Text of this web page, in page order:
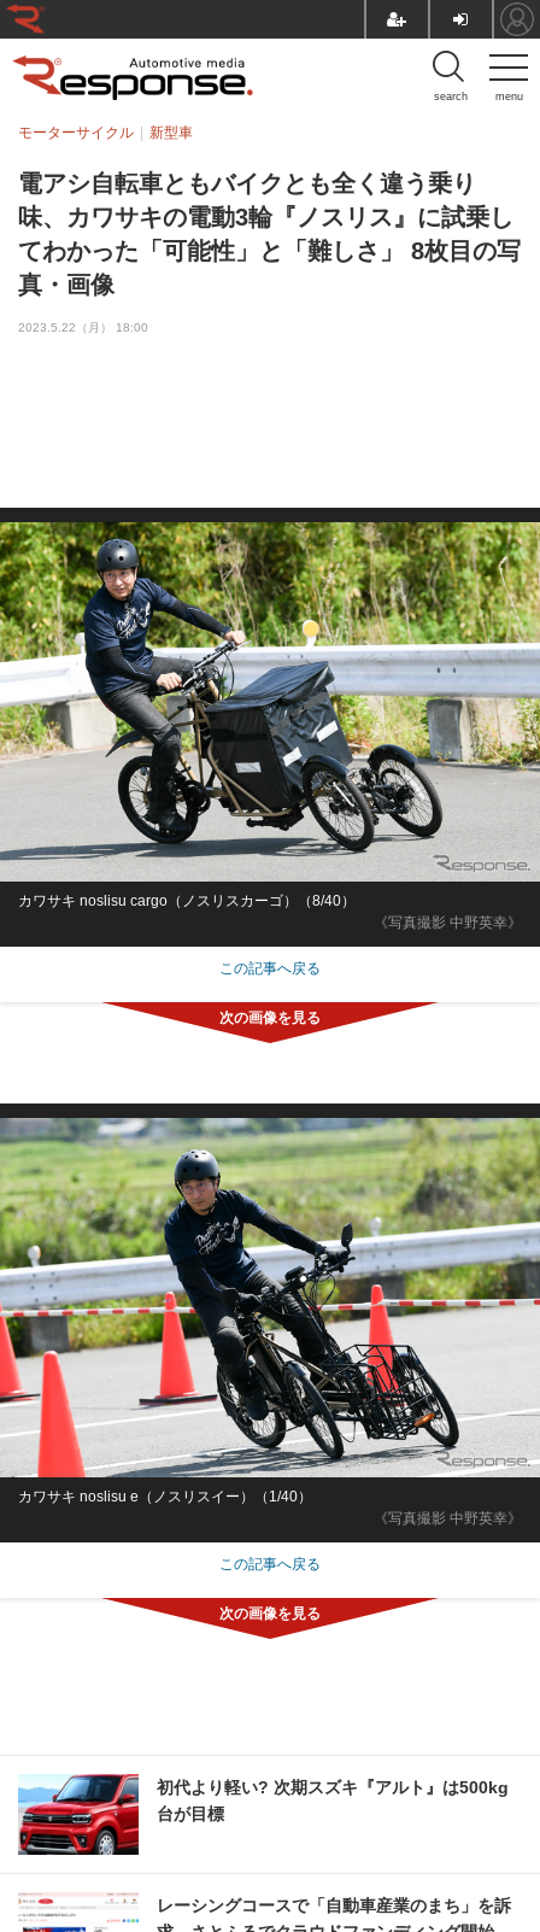
menu
search
電アシ自転車ともバイクとも全く違う乗り
味、カワサキの電動3輪『ノスリス』に試乗し
てわかった「可能性」と「難しさ」 8枚目の写
真・画像
モーターサイクル 新型車
2023.5.22（月） 18:00
《写真撮影 中野英幸》
カワサキ noslisu cargo（ノスリスカーゴ）（8/40）
この記事へ戻る
《写真撮影 中野英幸》
カワサキ noslisu e（ノスリスイー）（1/40）
この記事へ戻る
初代より軽い? 次期スズキ『アルト』は500kg
台が目標
レーシングコースで「自動車産業のまち」を訴